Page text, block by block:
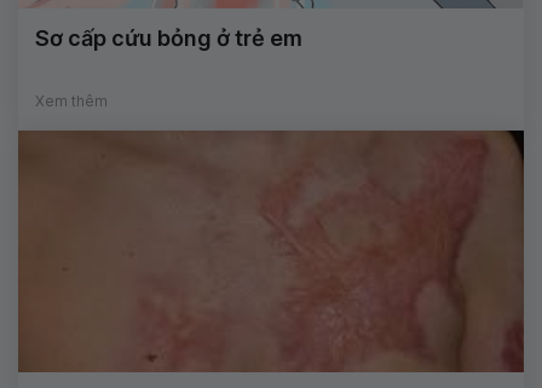
Sơ cấp cứu bỏng ở trẻ em
Xem thêm